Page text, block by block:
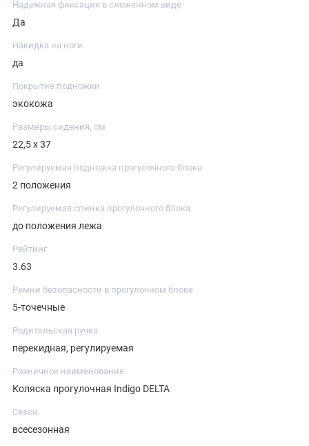
Надежная фиксация в сложенном виде
Да
Накидка на ноги
да
Покрытие подножки
экокожа
Размеры сидения, см
22,5 х 37
Регулируемая подножка прогулочного блока
2 положения
Регулируемая спинка прогулочного блока
до положения лежа
Рейтинг
3.63
Ремни безопасности в прогулочном блоке
5-точечные
Родительская ручка
перекидная, регулируемая
Розничное наименование
Коляска прогулочная Indigo DELTA
Сезон
всесезонная